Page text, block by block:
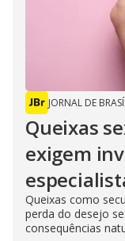
JORNAL DE
Queixas
exigem
Queixas como
perda do desejo
consequências